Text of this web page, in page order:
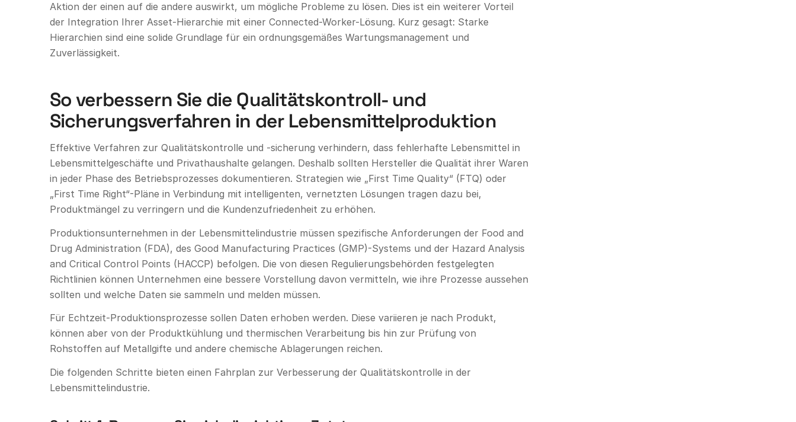
Aktion der einen auf die andere auswirkt, um mögliche Probleme zu lösen. Dies ist ein weiterer Vorteil
der Integration Ihrer Asset-Hierarchie mit einer Connected-Worker-Lösung. Kurz gesagt: Starke
Hierarchien sind eine solide Grundlage für ein ordnungsgemäßes Wartungsmanagement und
Zuverlässigkeit.
So verbessern Sie die Qualitätskontroll- und
Sicherungsverfahren in der Lebensmittelproduktion
Effektive Verfahren zur Qualitätskontrolle und -sicherung verhindern, dass fehlerhafte Lebensmittel in
Lebensmittelgeschäfte und Privathaushalte gelangen. Deshalb sollten Hersteller die Qualität ihrer Waren
in jeder Phase des Betriebsprozesses dokumentieren. Strategien wie „First Time Quality“ (FTQ) oder
„First Time Right“-Pläne in Verbindung mit intelligenten, vernetzten Lösungen tragen dazu bei,
Produktmängel zu verringern und die Kundenzufriedenheit zu erhöhen.
Produktionsunternehmen in der Lebensmittelindustrie müssen spezifische Anforderungen der Food and
Drug Administration (FDA), des Good Manufacturing Practices (GMP)-Systems und der Hazard Analysis
and Critical Control Points (HACCP) befolgen. Die von diesen Regulierungsbehörden festgelegten
Richtlinien können Unternehmen eine bessere Vorstellung davon vermitteln, wie ihre Prozesse aussehen
sollten und welche Daten sie sammeln und melden müssen.
Für Echtzeit-Produktionsprozesse sollen Daten erhoben werden. Diese variieren je nach Produkt,
können aber von der Produktkühlung und thermischen Verarbeitung bis hin zur Prüfung von
Rohstoffen auf Metallgifte und andere chemische Ablagerungen reichen.
Die folgenden Schritte bieten einen Fahrplan zur Verbesserung der Qualitätskontrolle in der
Lebensmittelindustrie.